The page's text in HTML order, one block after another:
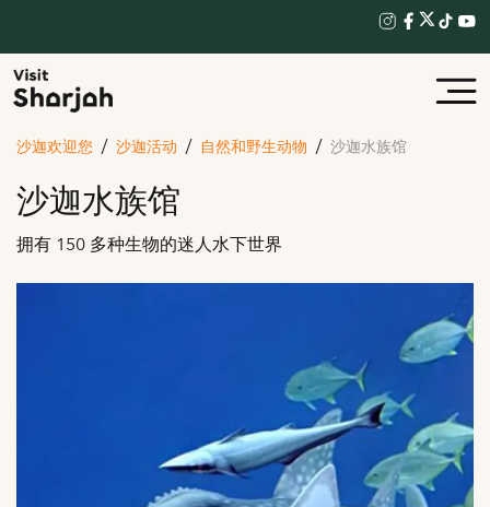
沙迦欢迎您 沙迦活动 自然和野生动物 沙迦水族馆
沙迦水族馆
拥有 150 多种生物的迷人水下世界